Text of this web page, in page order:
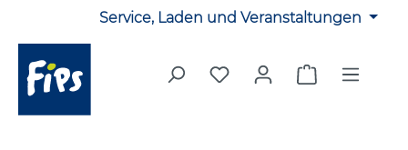
Zum Hauptinhalt springenService, Laden und Veranstaltungen
Du hast 0 Produkte auf
Warenkorb